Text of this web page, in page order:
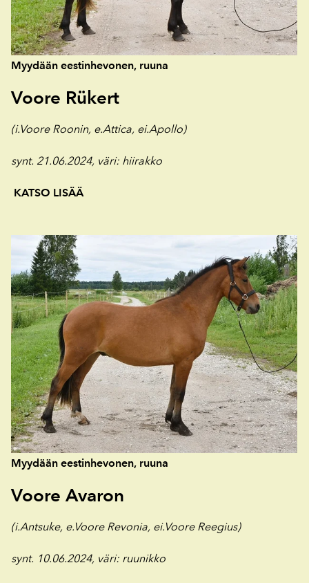
Myydään eestinhevonen, ruuna
Voore Rükert
(i.Voore Roonin, e.Attica, ei.Apollo)
synt. 21.06.2024, väri: hiirakko
KATSO LISÄÄ
Myydään eestinhevonen, ruuna
Voore Avaron
(i.Antsuke, e.Voore Revonia, ei.Voore Reegius)
synt. 10.06.2024, väri: ruunikko